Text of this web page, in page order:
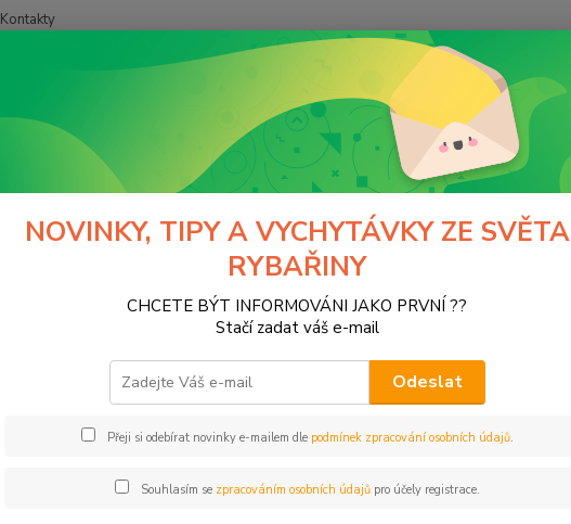
Kontakty
CARP SPIRIT camping
camping
NOVINKY, TIPY A VYCHYTÁVKY ZE SVĚTA
RYBAŘINY
CHCETE BÝT INFORMOVÁNI JAKO PRVNÍ ??
Stačí zadat váš e-mail
Odeslat
Přeji si odebírat novinky e-mailem dle podmínek zpracování osobních údajů.
Souhlasím se zpracováním osobních údajůpro účely registrace.